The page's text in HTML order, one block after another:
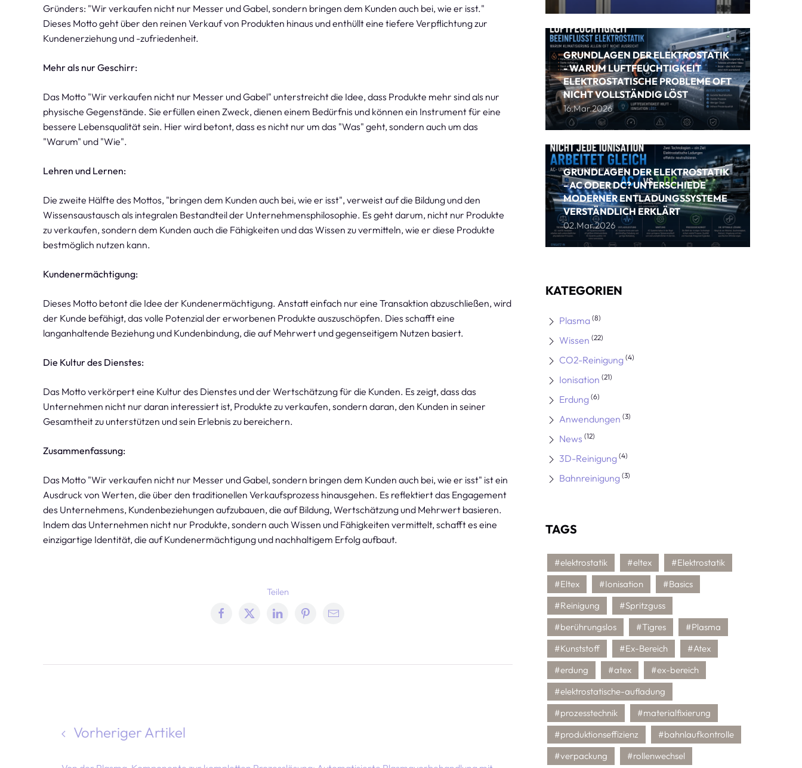
Gründers: "Wir verkaufen nicht nur Messer und Gabel, sondern bringen dem Kunden auch bei, wie er isst."
Dieses Motto geht über den reinen Verkauf von Produkten hinaus und enthüllt eine tiefere Verpflichtung zur
Kundenerziehung und -zufriedenheit.
Mehr als nur Geschirr:
Das Motto "Wir verkaufen nicht nur Messer und Gabel" unterstreicht die Idee, dass Produkte mehr sind als nur
physische Gegenstände. Sie erfüllen einen Zweck, dienen einem Bedürfnis und können ein Instrument für eine
bessere Lebensqualität sein. Hier wird betont, dass es nicht nur um das "Was" geht, sondern auch um das
"Warum" und "Wie".
Lehren und Lernen:
Die zweite Hälfte des Mottos, "bringen dem Kunden auch bei, wie er isst", verweist auf die Bildung und den
Wissensaustausch als integralen Bestandteil der Unternehmensphilosophie. Es geht darum, nicht nur Produkte
zu verkaufen, sondern dem Kunden auch die Fähigkeiten und das Wissen zu vermitteln, wie er diese Produkte
bestmöglich nutzen kann.
Kundenermächtigung:
Dieses Motto betont die Idee der Kundenermächtigung. Anstatt einfach nur eine Transaktion abzuschließen, wird
der Kunde befähigt, das volle Potenzial der erworbenen Produkte auszuschöpfen. Dies schafft eine
langanhaltende Beziehung und Kundenbindung, die auf Mehrwert und gegenseitigem Nutzen basiert.
Die Kultur des Dienstes:
Das Motto verkörpert eine Kultur des Dienstes und der Wertschätzung für die Kunden. Es zeigt, dass das
Unternehmen nicht nur daran interessiert ist, Produkte zu verkaufen, sondern daran, den Kunden in seiner
Gesamtheit zu unterstützen und sein Erlebnis zu bereichern.
Zusammenfassung:
Das Motto "Wir verkaufen nicht nur Messer und Gabel, sondern bringen dem Kunden auch bei, wie er isst" ist ein
Ausdruck von Werten, die über den traditionellen Verkaufsprozess hinausgehen. Es reflektiert das Engagement
des Unternehmens, Kundenbeziehungen aufzubauen, die auf Bildung, Wertschätzung und Mehrwert basieren.
Indem das Unternehmen nicht nur Produkte, sondern auch Wissen und Fähigkeiten vermittelt, schafft es eine
einzigartige Identität, die auf Kundenermächtigung und nachhaltigem Erfolg aufbaut.
Teilen
Vorheriger Artikel
GRUNDLAGEN DER ELEKTROSTATIK
- WARUM LUFTFEUCHTIGKEIT
ELEKTROSTATISCHE PROBLEME OFT
NICHT VOLLSTÄNDIG LÖST
16.Mar.2026
GRUNDLAGEN DER ELEKTROSTATIK
- AC ODER DC? UNTERSCHIEDE
MODERNER ENTLADUNGSSYSTEME
VERSTÄNDLICH ERKLÄRT
02.Mar.2026
KATEGORIEN
Plasma (8)
Wissen (22)
CO2-Reinigung (4)
Ionisation (21)
Erdung (6)
Anwendungen (3)
News (12)
3D-Reinigung (4)
Bahnreinigung (3)
TAGS
#elektrostatik #eltex
#Elektrostatik
#Eltex
#Ionisation
#Basics
#Reinigung
#Spritzguss
#berührungslos
#Tigres
#Plasma
#Kunststoff
#Ex-Bereich
#Atex
#erdung
#atex
#ex-bereich
#elektrostatische-aufladung
#prozesstechnik
#materialfixierung
#produktionseffizienz
#bahnlaufkontrolle
#verpackung
#rollenwechsel